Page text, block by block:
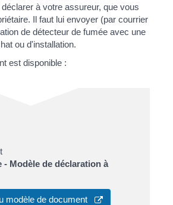
à votre assureur, que vous
Il faut lui envoyer (par courrier
de détecteur de fumée avec une
ou d'installation.
est disponible :
- Modèle de déclaration à
modèle de document